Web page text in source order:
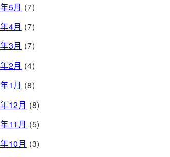
5月 (7)
4月 (7)
3月 (7)
2月 (4)
1月 (8)
12月 (8)
11月 (5)
10月 (3)